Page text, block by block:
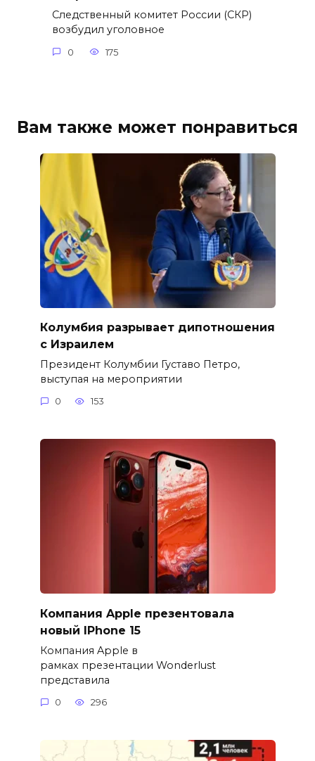
Следственный комитет России (СКР)
возбудил уголовное
0 175
Вам также может понравиться
Колумбия разрывает дипотношения
с Израилем
Президент Колумбии Густаво Петро,
выступая на мероприятии
0 153
Компания Apple презентовала
новый IPhone 15
Компания Apple в
рамках презентации Wonderlust
представила
0 296